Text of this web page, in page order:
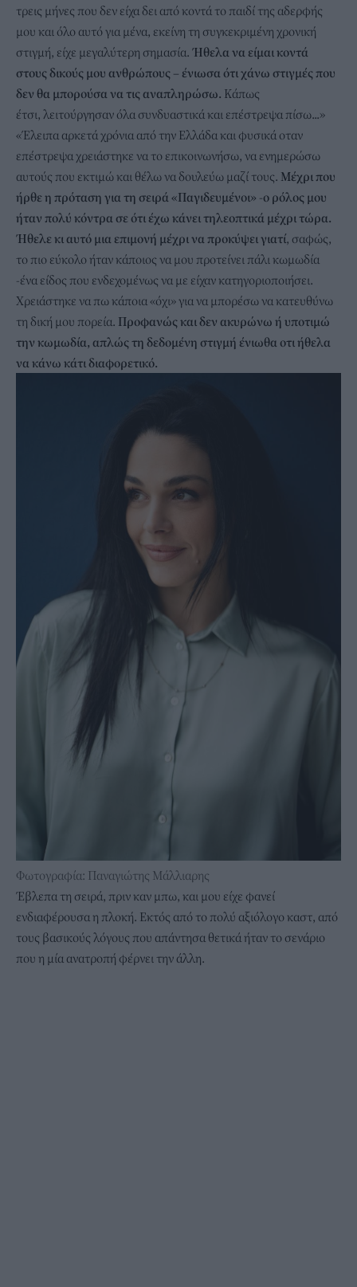
τρεις μήνες που δεν είχα δει από κοντά το παιδί της αδερφής
μου και όλο αυτό για μένα, εκείνη τη συγκεκριμένη χρονική
στιγμή, είχε μεγαλύτερη σημασία. Ήθελα να είμαι κοντά
στους δικούς μου ανθρώπους – ένιωσα ότι χάνω στιγμές που
δεν θα μπορούσα να τις αναπληρώσω. Κάπως
έτσι, λειτούργησαν όλα συνδυαστικά και επέστρεψα πίσω...»
«Έλειπα αρκετά χρόνια από την Ελλάδα και φυσικά οταν
επέστρεψα χρειάστηκε να το επικοινωνήσω, να ενημερώσω
αυτούς που εκτιμώ και θέλω να δουλεύω μαζί τους. Μέχρι που
ήρθε η πρόταση για τη σειρά «Παγιδευμένοι» -ο ρόλος μου
ήταν πολύ κόντρα σε ότι έχω κάνει τηλεοπτικά μέχρι τώρα.
Ήθελε κι αυτό μια επιμονή μέχρι να προκύψει γιατί, σαφώς,
το πιο εύκολο ήταν κάποιος να μου προτείνει πάλι κωμωδία
-ένα είδος που ενδεχομένως να με είχαν κατηγοριοποιήσει.
Χρειάστηκε να πω κάποια «όχι» για να μπορέσω να κατευθύνω
τη δική μου πορεία. Προφανώς και δεν ακυρώνω ή υποτιμώ
την κωμωδία, απλώς τη δεδομένη στιγμή ένιωθα οτι ήθελα
να κάνω κάτι διαφορετικό.
Φωτογραφία: Παναγιώτης Μάλλιαρης
Έβλεπα τη σειρά, πριν καν μπω, και μου είχε φανεί
ενδιαφέρουσα η πλοκή. Εκτός από το πολύ αξιόλογο καστ, από
τους βασικούς λόγους που απάντησα θετικά ήταν το σενάριο
που η μία ανατροπή φέρνει την άλλη.